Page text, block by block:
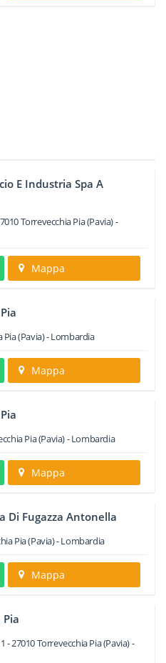
E Industria Spa A
Torrevecchia Pia(Pavia) -
Mappa
Pia(Pavia) -Lombardia
Mappa
Pia(Pavia) -Lombardia
Mappa
Di Fugazza Antonella
Pia(Pavia) -Lombardia
Mappa
-27010Torrevecchia Pia(Pavia) -